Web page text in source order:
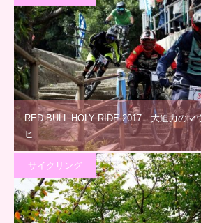
RED BULL HOLY RIDE 2017 大迫力のマ
ヒ…
サイクリング